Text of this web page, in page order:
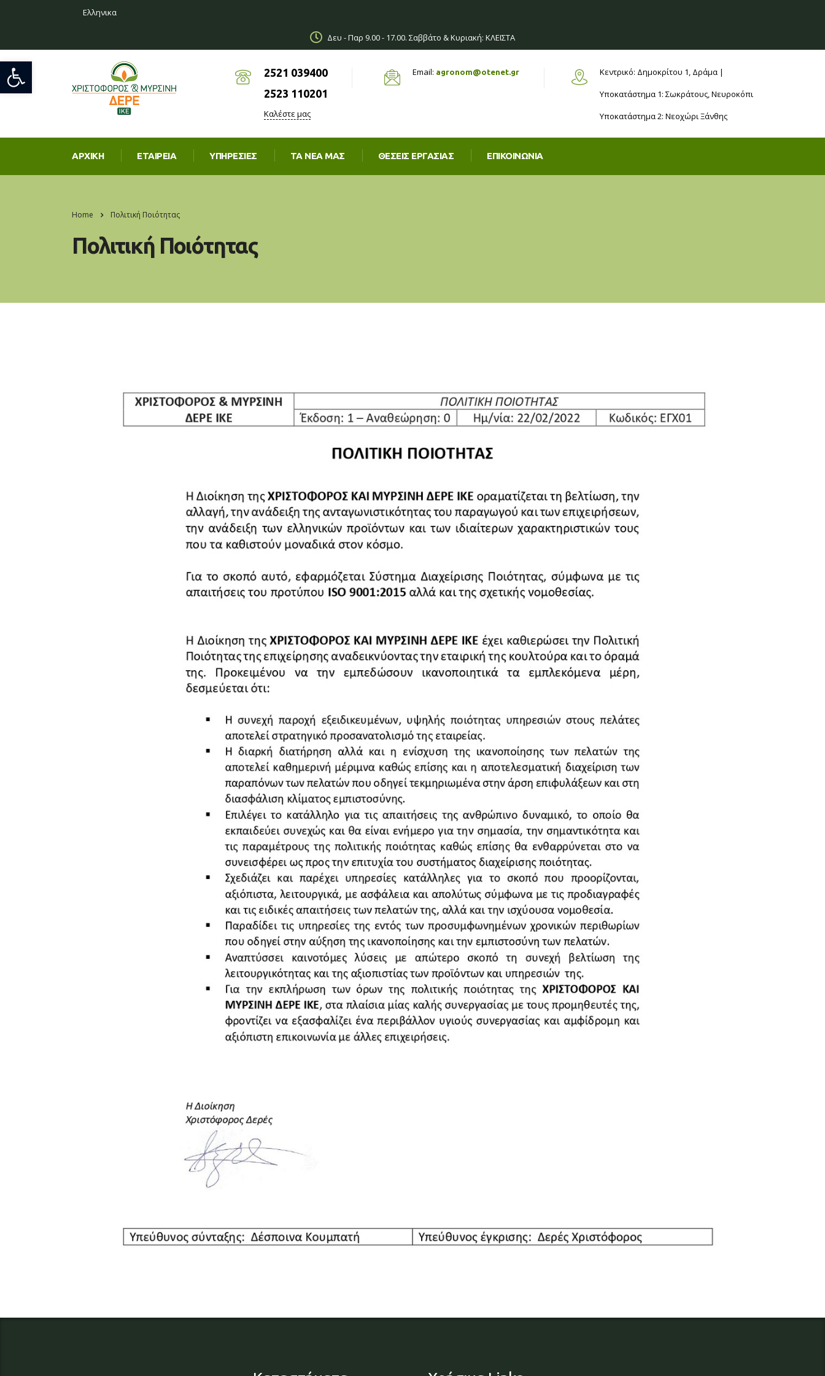
Ανοίξτε τη γραμμή εργαλείων
Ελληνικα
Δευ - Παρ 9.00 - 17.00. Σαββάτο & Κυριακή: ΚΛΕΙΣΤΑ
Κεντρικό: Δημοκρίτου 1, Δράμα |
Υποκατάστημα 1: Σωκράτους,Νευροκόπι
Υποκατάστημα 2: ΝεοχώριΞάνθης
Email: agronom@otenet.gr
2521 039400
2523 110201
Καλέστε μας
ΑΡΧΙΚΉ ΕΤΑΙΡΕΊΑ ΥΠΗΡΕΣΊΕΣ ΤΑ ΝΈΑ ΜΑΣ ΘΈΣΕΙΣ ΕΡΓΑΣΊΑΣ ΕΠΙΚΟΙΝΩΝΙΑ
Home Πολιτική Ποιότητας
Πολιτική Ποιότητας